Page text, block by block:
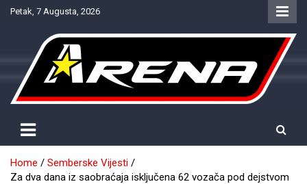
SkipPetak, 7 Augusta, 2026
NTV Arena
Home
Semberske Vijesti
Za dva dana iz saobraćaja isključena 62 vozača pod dejstvom